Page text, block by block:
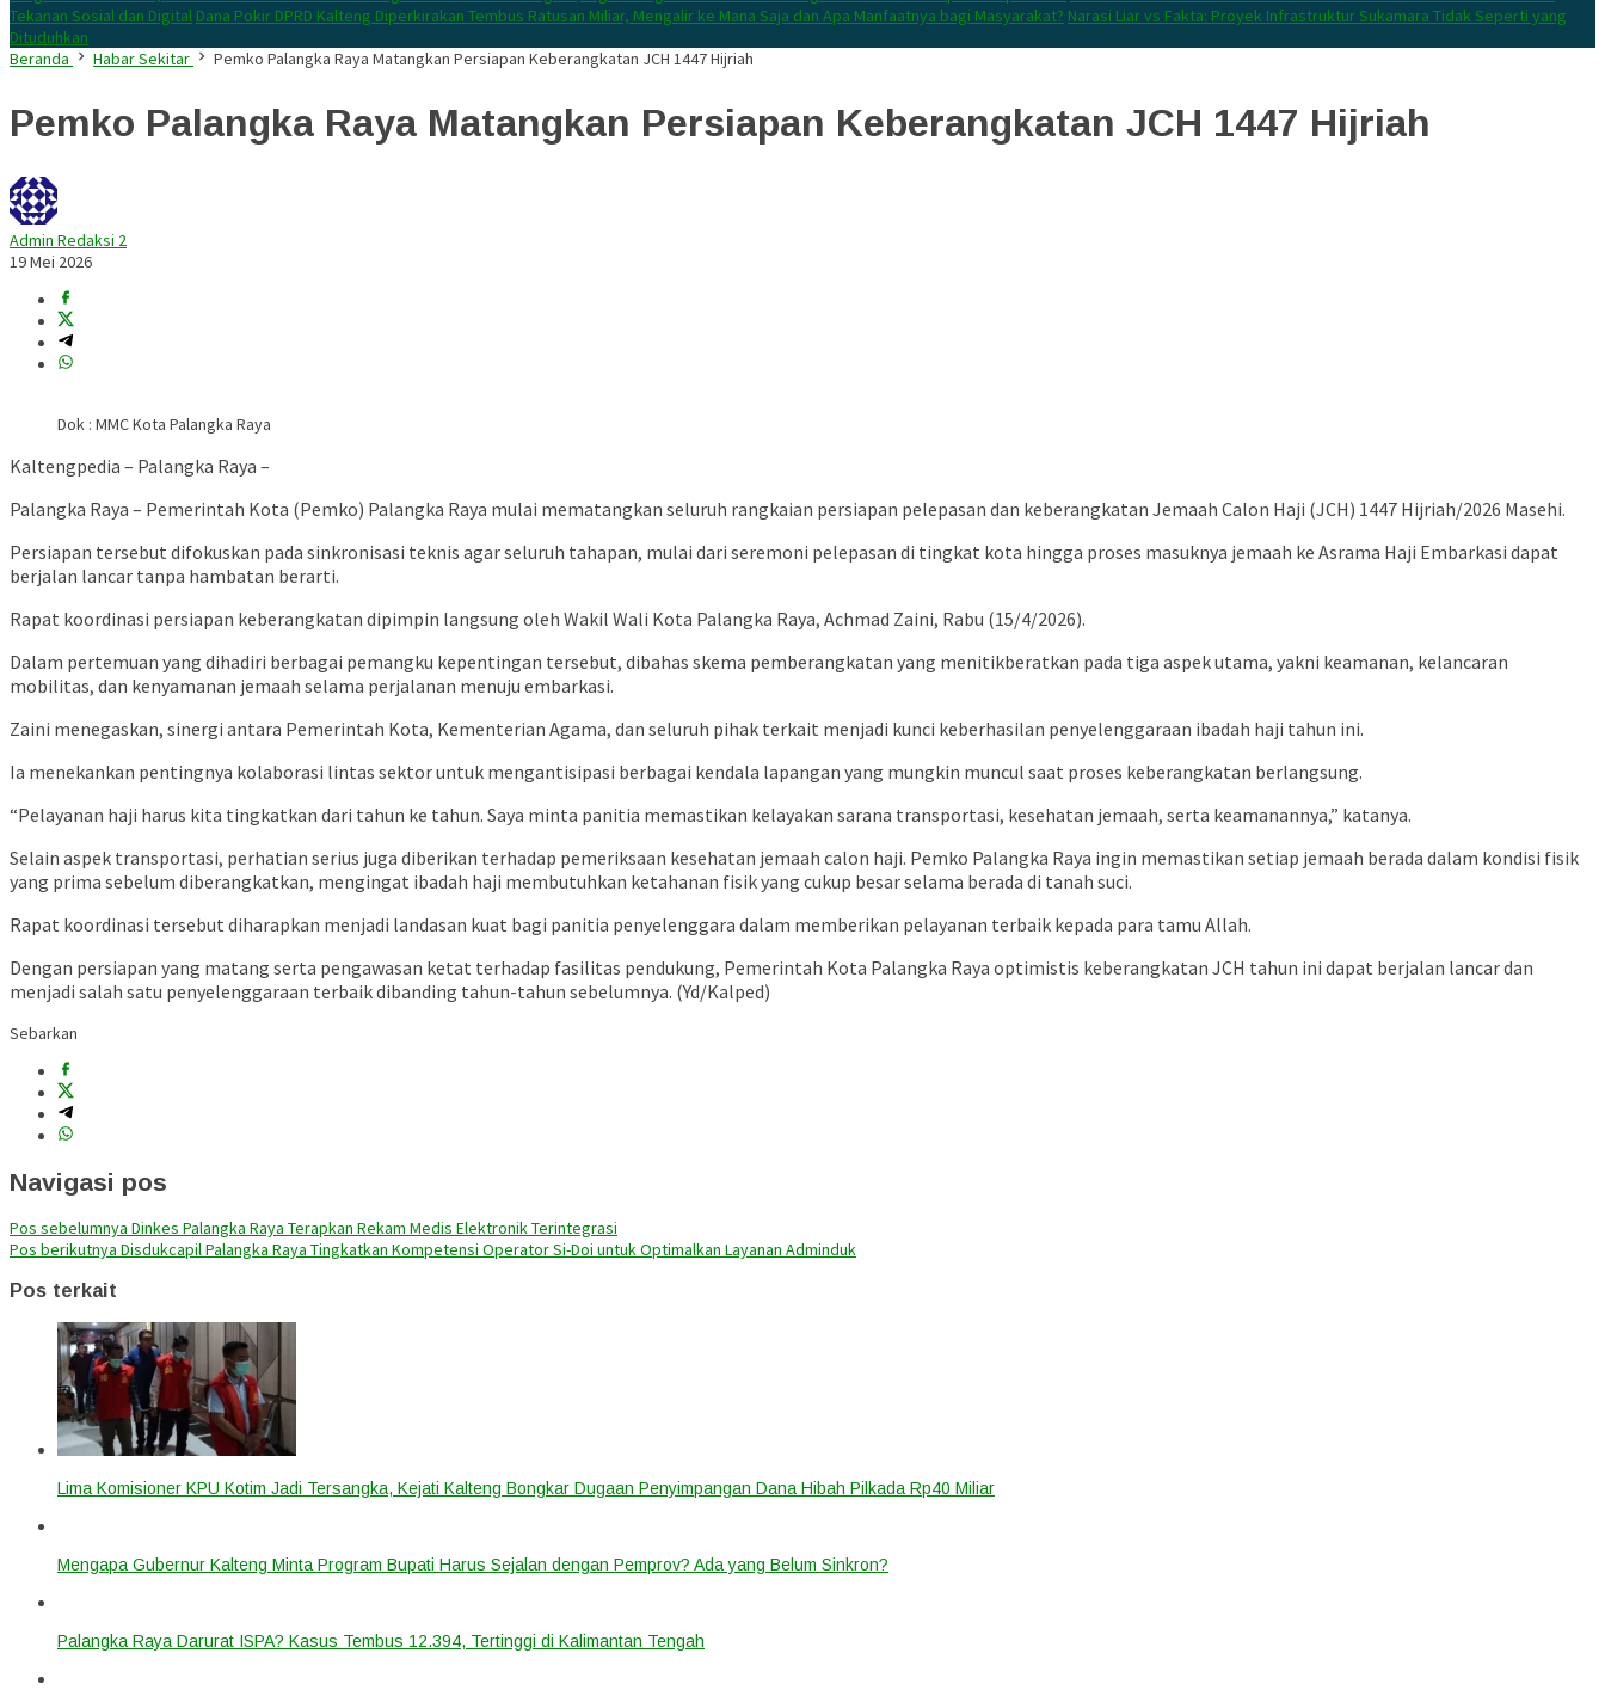
Tekanan Sosial dan Digital Dana Pokir DPRD Kalteng Diperkirakan Tembus Ratusan Miliar, Mengalir ke Mana Saja dan Apa Manfaatnya bagi Masyarakat? Narasi Liar vs Fakta: Proyek Infrastruktur Sukamara Tidak Seperti yang
Dituduhkan
Beranda
Habar Sekitar Pemko Palangka Raya Matangkan Persiapan Keberangkatan JCH 1447 Hijriah
Pemko Palangka Raya Matangkan Persiapan Keberangkatan JCH 1447 Hijriah
Admin Redaksi 2
19 Mei 2026
Dok : MMC Kota Palangka Raya
Kaltengpedia – Palangka Raya –
Palangka Raya – Pemerintah Kota (Pemko) Palangka Raya mulai mematangkan seluruh rangkaian persiapan pelepasan dan keberangkatan Jemaah Calon Haji (JCH) 1447 Hijriah/2026 Masehi.
Persiapan tersebut difokuskan pada sinkronisasi teknis agar seluruh tahapan, mulai dari seremoni pelepasan di tingkat kota hingga proses masuknya jemaah ke Asrama Haji Embarkasi dapat
berjalan lancar tanpa hambatan berarti.
Rapat koordinasi persiapan keberangkatan dipimpin langsung oleh Wakil Wali Kota Palangka Raya, Achmad Zaini, Rabu (15/4/2026).
Dalam pertemuan yang dihadiri berbagai pemangku kepentingan tersebut, dibahas skema pemberangkatan yang menitikberatkan pada tiga aspek utama, yakni keamanan, kelancaran
mobilitas, dan kenyamanan jemaah selama perjalanan menuju embarkasi.
Zaini menegaskan, sinergi antara Pemerintah Kota, Kementerian Agama, dan seluruh pihak terkait menjadi kunci keberhasilan penyelenggaraan ibadah haji tahun ini.
Ia menekankan pentingnya kolaborasi lintas sektor untuk mengantisipasi berbagai kendala lapangan yang mungkin muncul saat proses keberangkatan berlangsung.
“Pelayanan haji harus kita tingkatkan dari tahun ke tahun. Saya minta panitia memastikan kelayakan sarana transportasi, kesehatan jemaah, serta keamanannya,” katanya.
Selain aspek transportasi, perhatian serius juga diberikan terhadap pemeriksaan kesehatan jemaah calon haji. Pemko Palangka Raya ingin memastikan setiap jemaah berada dalam kondisi fisik
yang prima sebelum diberangkatkan, mengingat ibadah haji membutuhkan ketahanan fisik yang cukup besar selama berada di tanah suci.
Rapat koordinasi tersebut diharapkan menjadi landasan kuat bagi panitia penyelenggara dalam memberikan pelayanan terbaik kepada para tamu Allah.
Dengan persiapan yang matang serta pengawasan ketat terhadap fasilitas pendukung, Pemerintah Kota Palangka Raya optimistis keberangkatan JCH tahun ini dapat berjalan lancar dan
menjadi salah satu penyelenggaraan terbaik dibanding tahun-tahun sebelumnya. (Yd/Kalped)
Sebarkan
Navigasi pos
Pos sebelumnya Dinkes Palangka Raya Terapkan Rekam Medis Elektronik Terintegrasi
Pos berikutnya Disdukcapil Palangka Raya Tingkatkan Kompetensi Operator Si-Doi untuk Optimalkan Layanan Adminduk
Pos terkait
Lima Komisioner KPU Kotim Jadi Tersangka, Kejati Kalteng Bongkar Dugaan Penyimpangan Dana Hibah Pilkada Rp40 Miliar
Mengapa Gubernur Kalteng Minta Program Bupati Harus Sejalan dengan Pemprov? Ada yang Belum Sinkron?
Palangka Raya Darurat ISPA? Kasus Tembus 12.394, Tertinggi di Kalimantan Tengah